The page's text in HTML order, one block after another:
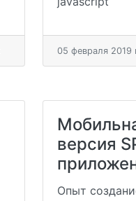
05 февраля 2019
версия
Опыт